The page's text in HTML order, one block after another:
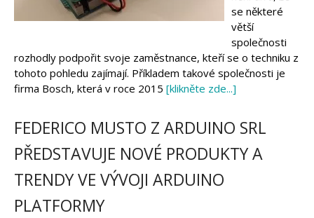
se některé
větší
společnosti
rozhodly podpořit svoje zaměstnance, kteří se o techniku z
tohoto pohledu zajímají. Příkladem takové společnosti je
firma Bosch, která v roce 2015 [klikněte zde...]
FEDERICO MUSTO Z ARDUINO SRL
PŘEDSTAVUJE NOVÉ PRODUKTY A
TRENDY VE VÝVOJI ARDUINO
PLATFORMY